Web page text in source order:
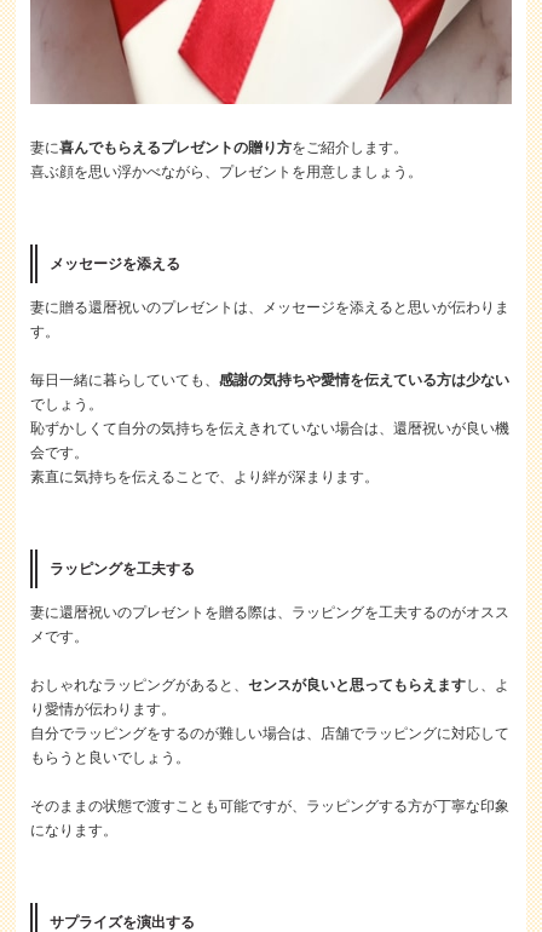
妻に喜んでもらえるプレゼントの贈り方をご紹介します。
喜ぶ顔を思い浮かべながら、プレゼントを用意しましょう。
メッセージを添える
妻に贈る還暦祝いのプレゼントは、メッセージを添えると思いが伝わりま
す。
毎日一緒に暮らしていても、感謝の気持ちや愛情を伝えている方は少ない
でしょう。
恥ずかしくて自分の気持ちを伝えきれていない場合は、還暦祝いが良い機
会です。
素直に気持ちを伝えることで、より絆が深まります。
ラッピングを工夫する
妻に還暦祝いのプレゼントを贈る際は、ラッピングを工夫するのがオスス
メです。
おしゃれなラッピングがあると、センスが良いと思ってもらえますし、よ
り愛情が伝わります。
自分でラッピングをするのが難しい場合は、店舗でラッピングに対応して
もらうと良いでしょう。
そのままの状態で渡すことも可能ですが、ラッピングする方が丁寧な印象
になります。
サプライズを演出する